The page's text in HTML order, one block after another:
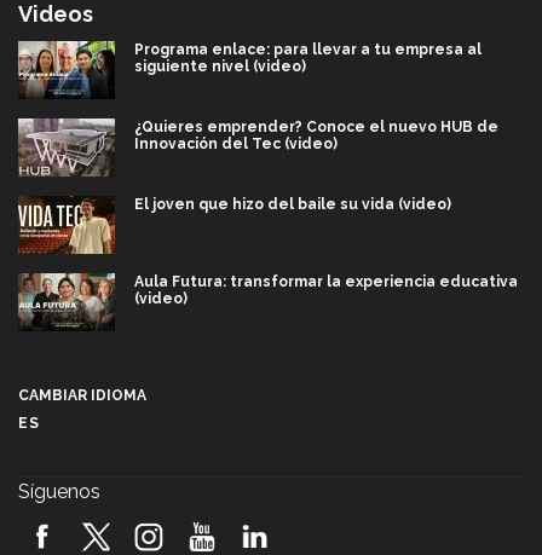
Videos
Programa enlace: para llevar a tu empresa al
siguiente nivel (video)
¿Quieres emprender? Conoce el nuevo HUB de
Innovación del Tec (video)
El joven que hizo del baile su vida (video)
Aula Futura: transformar la experiencia educativa
(video)
2026! (video)
CAMBIAR IDIOMA
ES
Síguenos